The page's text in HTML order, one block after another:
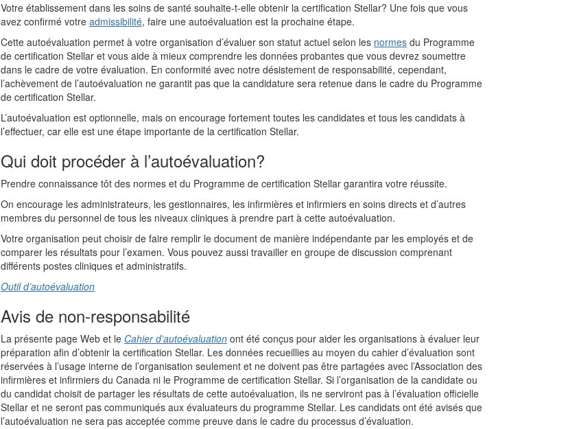
Votre établissement dans les soins de santé souhaite-t-elle obtenir la certification Stellar? Une fois que vous
avez confirmé votre admissibilité, faire une autoévaluation est la prochaine étape.
Cette autoévaluation permet à votre organisation d’évaluer son statut actuel selon les normes du Programme
de certification Stellar et vous aide à mieux comprendre les données probantes que vous devrez soumettre
dans le cadre de votre évaluation. En conformité avec notre désistement de responsabilité, cependant,
l’achèvement de l’autoévaluation ne garantit pas que la candidature sera retenue dans le cadre du Programme
de certification Stellar.
L’autoévaluation est optionnelle, mais on encourage fortement toutes les candidates et tous les candidats à
l’effectuer, car elle est une étape importante de la certification Stellar.
Qui doit procéder à l’autoévaluation?
Prendre connaissance tôt des normes et du Programme de certification Stellar garantira votre réussite.
On encourage les administrateurs, les gestionnaires, les infirmières et infirmiers en soins directs et d’autres
membres du personnel de tous les niveaux cliniques à prendre part à cette autoévaluation.
Votre organisation peut choisir de faire remplir le document de manière indépendante par les employés et de
comparer les résultats pour l’examen. Vous pouvez aussi travailler en groupe de discussion comprenant
différents postes cliniques et administratifs.
Outil d’autoévaluation
Avis de non-responsabilité
La présente page Web et le Cahier d’autoévaluation ont été conçus pour aider les organisations à évaluer leur
préparation afin d’obtenir la certification Stellar. Les données recueillies au moyen du cahier d’évaluation sont
réservées à l’usage interne de l’organisation seulement et ne doivent pas être partagées avec l’Association des
infirmières et infirmiers du Canada ni le Programme de certification Stellar. Si l’organisation de la candidate ou
du candidat choisit de partager les résultats de cette autoévaluation, ils ne serviront pas à l’évaluation officielle
Stellar et ne seront pas communiqués aux évaluateurs du programme Stellar. Les candidats ont été avisés que
l’autoévaluation ne sera pas acceptée comme preuve dans le cadre du processus d’évaluation.